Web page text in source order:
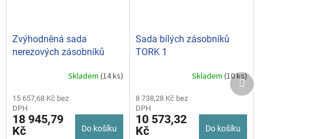
Zvýhodněná sada
nerezových zásobníků
Skladem(14 ks)
15 657,68 Kč bez
DPH
18 945,79
Kč
Do košíku
Sada bílých zásobníků
TORK 1
Skladem (10 ks)
8 738,28 Kč bez
DPH
10 573,32
Kč
Do košíku
Další
produkt